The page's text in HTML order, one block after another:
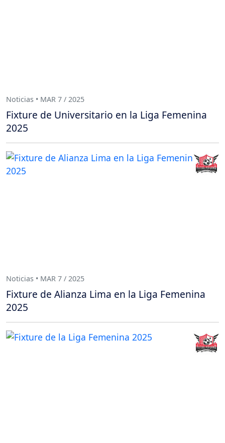
Noticias • MAR 7 / 2025
Fixture de Universitario en la Liga Femenina
2025
Noticias • MAR 7 / 2025
Fixture de Alianza Lima en la Liga Femenina
2025